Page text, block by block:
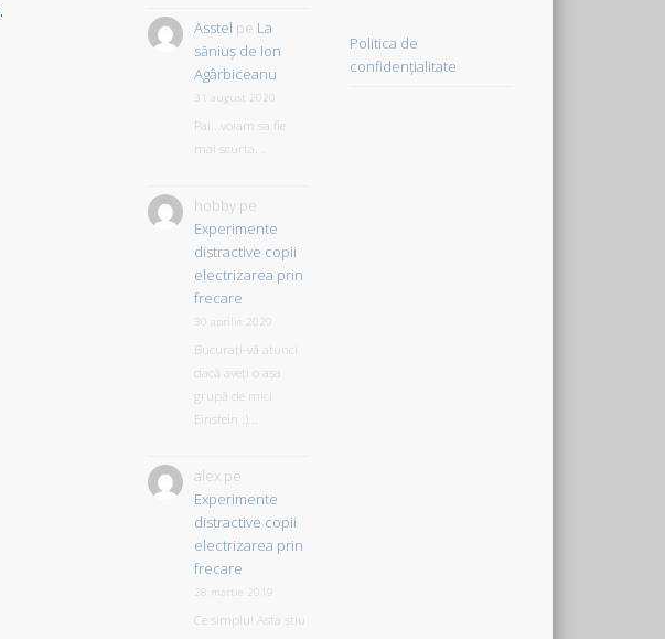
.
Asstel pe La
săniuş de Ion
Agârbiceanu
31 august 2020
Pai...voiam sa fie
mai scurta. .
hobbype
Experimente
distractive copii
electrizarea prin
frecare
30 aprilie 2020
Bucurați-vă atunci
dacă aveți o așa
grupă de mici
Einstein :)...
alexpe
Experimente
distractive copii
electrizarea prin
frecare
28 martie 2019
Ce simplu! Asta știu
Politica de
confidențialitate